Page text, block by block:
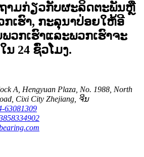
າມ​ກ່ຽວ​ກັບ​ຜະ​ລິດ​ຕະ​ພັນ​ຫຼື
ກ​ເຮົາ​, ກະ​ລຸ​ນາ​ປ່ອຍ​ໃຫ້​ອີ​
ວກ​ເຮົາ​ແລະ​ພວກ​ເຮົາ​ຈະ​
24 ຊົ່ວ​ໂມງ​.
A, Hengyuan Plaza, No. 1988, North
Cixi City Zhejiang, ຈີນ
63081309